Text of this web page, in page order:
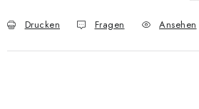
Drucken Fragen Ansehen